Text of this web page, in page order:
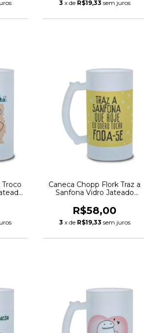
3 x de R$19,33 sem juros
Caneca Chopp Flork Traz a
Sanfona Vidro Jateado
R$58,00
3 x de R$19,33 sem juros